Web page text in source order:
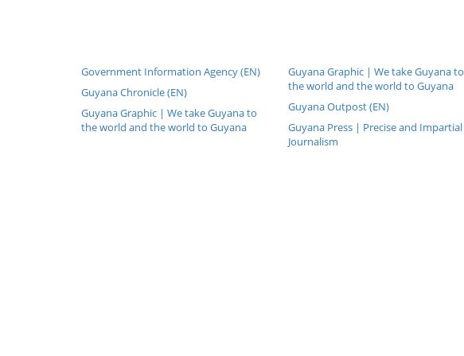
Government Information Agency (EN)
Guyana Chronicle (EN)
Guyana Graphic | We take Guyana to
the world and the world to Guyana
Guyana Graphic | We take Guyana to
the world and the world to Guyana
Guyana Outpost (EN)
Guyana Press | Precise and Impartial
Journalism